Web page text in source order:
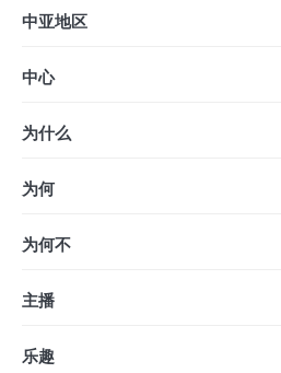
中亚地区
中心
为什么
为何
为何不
主播
乐趣